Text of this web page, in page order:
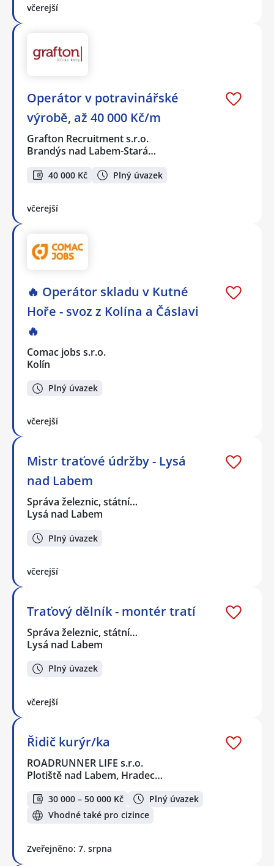
včerejší
Operátor v potravinářské
výrobě, až 40 000 Kč/m
Grafton Recruitment s.r.o.
Brandýs nad Labem-Stará…
40 000 Kč Plný úvazek
včerejší
🔥 Operátor skladu v Kutné
Hoře - svoz z Kolína a Čáslavi
🔥
Comac jobs s.r.o.
Kolín
Plný úvazek
včerejší
Mistr traťové údržby - Lysá
nad Labem
Správa železnic, státní…
Lysá nad Labem
Plný úvazek
včerejší
Traťový dělník - montér tratí
Správa železnic, státní…
Lysá nad Labem
Plný úvazek
včerejší
Řidič kurýr/ka
ROADRUNNER LIFE s.r.o.
Plotiště nad Labem, Hradec…
30 000 – 50 000 Kč
Plný úvazek
Vhodné také pro cizince
Zveřejněno: 7. srpna